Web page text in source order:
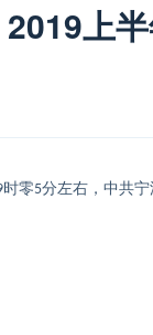
上
时零5分左右，中共